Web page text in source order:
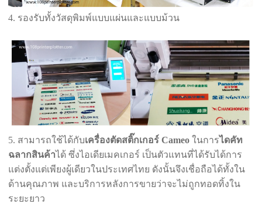
4. รองรับทั้งวัสดุพิมพ์แบบแผ่นและแบบม้วน
5. สามารถใช้ได้กับเครื่องตัดสติ๊กเกอร์ Cameo ในการไดคัท
ฉลากสินค้าได้ ซึ่งไอเดียเมคเกอร์ เป็นตัวแทนที่ได้รับได้การ
แต่งตั้งแต่เพียงผู้เดียวในประเทศไทย ดังนั้นจึงเชื่อถือได้ทั้งใน
ด้านคุณภาพ และบริการหลังการขายว่าจะไม่ถูกทอดทิ้งใน
ระยะยาว